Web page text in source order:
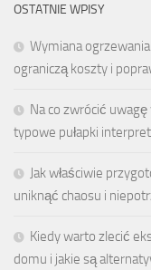
OSTATNIE WPISY
Wymiana
ograniczą koszty i
Na co zwrócić
typowe pułapki
Jak właściwie
uniknąć chaosu i
Kiedy warto zlecić
domu i jakie są